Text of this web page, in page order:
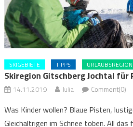
SKIGEBIETE TIPPS
Skiregion Gitschberg Jochtal für
14.11.2019 Julia Comment(0)
Was Kinder wollen? Blaue Pisten,
Gleichaltrigen im Schnee toben. All das